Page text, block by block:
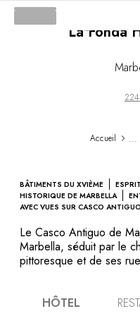
La Fonda
Accueil ...
BÂTIMENTS DU XVIÈME
HISTORIQUE DE MARBELLA
AVEC VUES SUR CASCO ANTIGUO
Le Casco Antiguo de
Marbella, séduit par le
pittoresque et de ses
historiques du XVIème
HÔTEL